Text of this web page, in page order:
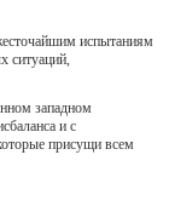
испытаниям
ситуаций,
западном
и с
присущи всем